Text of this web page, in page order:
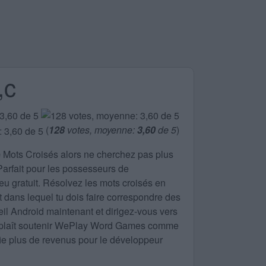
(128 votes, moyenne:3,60de 5)
Mots Croisés alors ne cherchez pas plus
pour les possesseurs de
gratuit. Résolvez les mots croisés en
lequel tu dois faire correspondre des
Android maintenant et dirigez-vous vers
soutenir WePlay Word Games comme
plus de revenus pour le développeur